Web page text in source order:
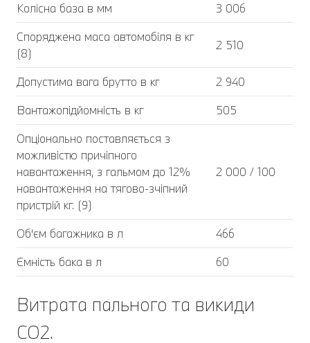
Колісна база в мм
3 006
Споряджена маса автомобіля в кг
(8)
2 510
Допустима вага брутто в кг
2 940
Вантажопідйомність в кг
505
Опціонально поставляється з
можливістю причіпного
навантаження, з гальмом до 12%
навантаження на тягово-зчіпний
пристрій кг. (9)
2 000 / 100
Об'єм багажника в л
466
Ємність бака в л
60
Витрата пального та викиди
CO2.